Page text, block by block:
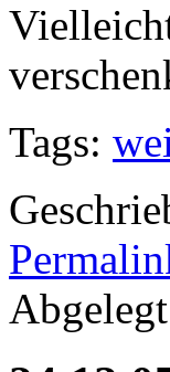
Tags: